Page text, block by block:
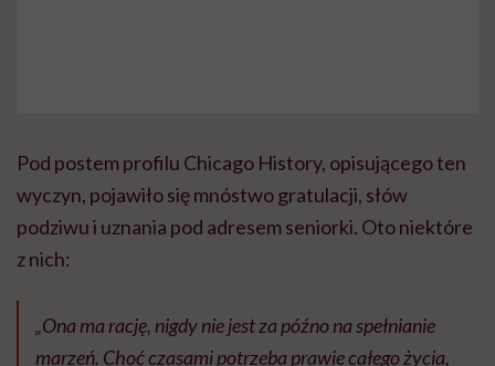
Pod postem profilu Chicago History, opisującego ten
wyczyn, pojawiło się mnóstwo gratulacji, słów
podziwu i uznania pod adresem seniorki. Oto niektóre
z nich:
„Ona ma rację, nigdy nie jest za późno na spełnianie
marzeń. Choć czasami potrzeba prawie całego życia,